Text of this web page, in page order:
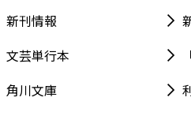
新刊情報
文芸単行本
角川文庫